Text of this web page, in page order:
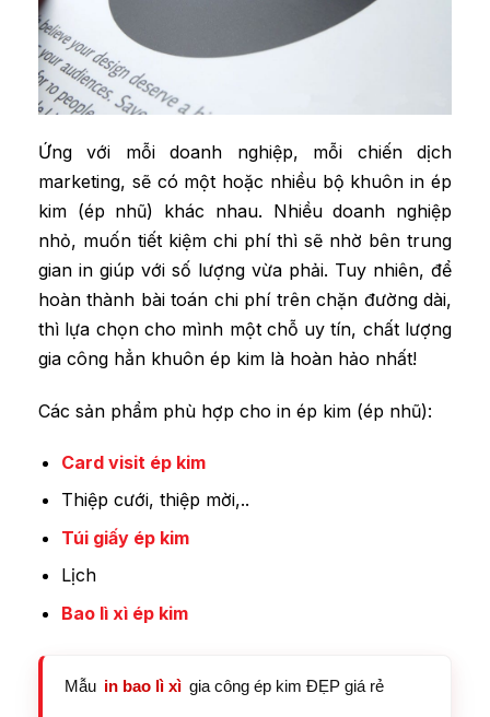
Ứng với mỗi doanh nghiệp, mỗi chiến dịch
marketing, sẽ có một hoặc nhiều bộ khuôn in ép
kim (ép nhũ) khác nhau. Nhiều doanh nghiệp
nhỏ, muốn tiết kiệm chi phí thì sẽ nhờ bên trung
gian in giúp với số lượng vừa phải. Tuy nhiên, để
hoàn thành bài toán chi phí trên chặn đường dài,
thì lựa chọn cho mình một chỗ uy tín, chất lượng
gia công hẳn khuôn ép kim là hoàn hảo nhất!
Các sản phẩm phù hợp cho in ép kim (ép nhũ):
Card visit ép kim
Thiệp cưới, thiệp mời,..
Túi giấy ép kim
Lịch
Bao lì xì ép kim
Mẫu in bao lì xì gia công ép kim ĐẸP giá rẻ